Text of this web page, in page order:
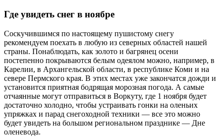
Где увидеть снег в ноябре
Соскучившимся по настоящему пушистому снегу
рекомендуем поехать в любую из северных областей нашей
страны. Понаблюдать, как золото и багрянец осени
постепенно покрываются белым одеялом можно, например, в
Карелии, в Архангельской области, в республике Коми и на
севере Пермского края. В этих местах уже закончатся дожди и
установится приятная бодрящая морозная погода. А самые
отчаянные могут отправиться в Воркуту, где 1 ноября будет
достаточно холодно, чтобы устраивать гонки на оленьих
упряжках и парад снегоходной техники — все это можно
будет увидеть на большом региональном празднике — Дне
оленевода.